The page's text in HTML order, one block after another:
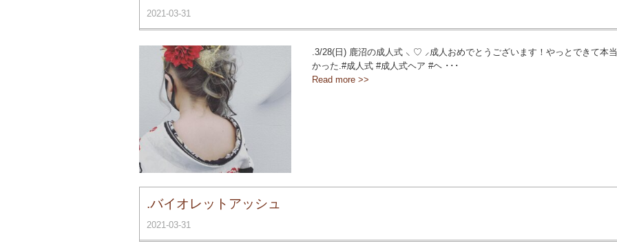
2021-03-31
.3/28(日) 鹿沼の成人式 ⸜ ♡ ⸝成人おめでとうございます！やっとできて本
かった️.#成人式 #成人式ヘア #ヘ ･･･
Read more >>
.バイオレットアッシュ
2021-03-31